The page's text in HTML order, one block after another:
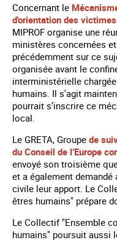
Concernant le
d'orientation des
MIPROF organise une
ministères concernées
précédemment sur ce
organisée avant le
interministérielle
humains. Il s'agit
pourrait s’inscrire ce
local.
Le GRETA, Groupe de
du Conseil de l’Europe
envoyé son troisième
et a également
civile leur apport. Le
êtres humains" prépare
Le Collectif "Ensemble
humains" poursuit aussi